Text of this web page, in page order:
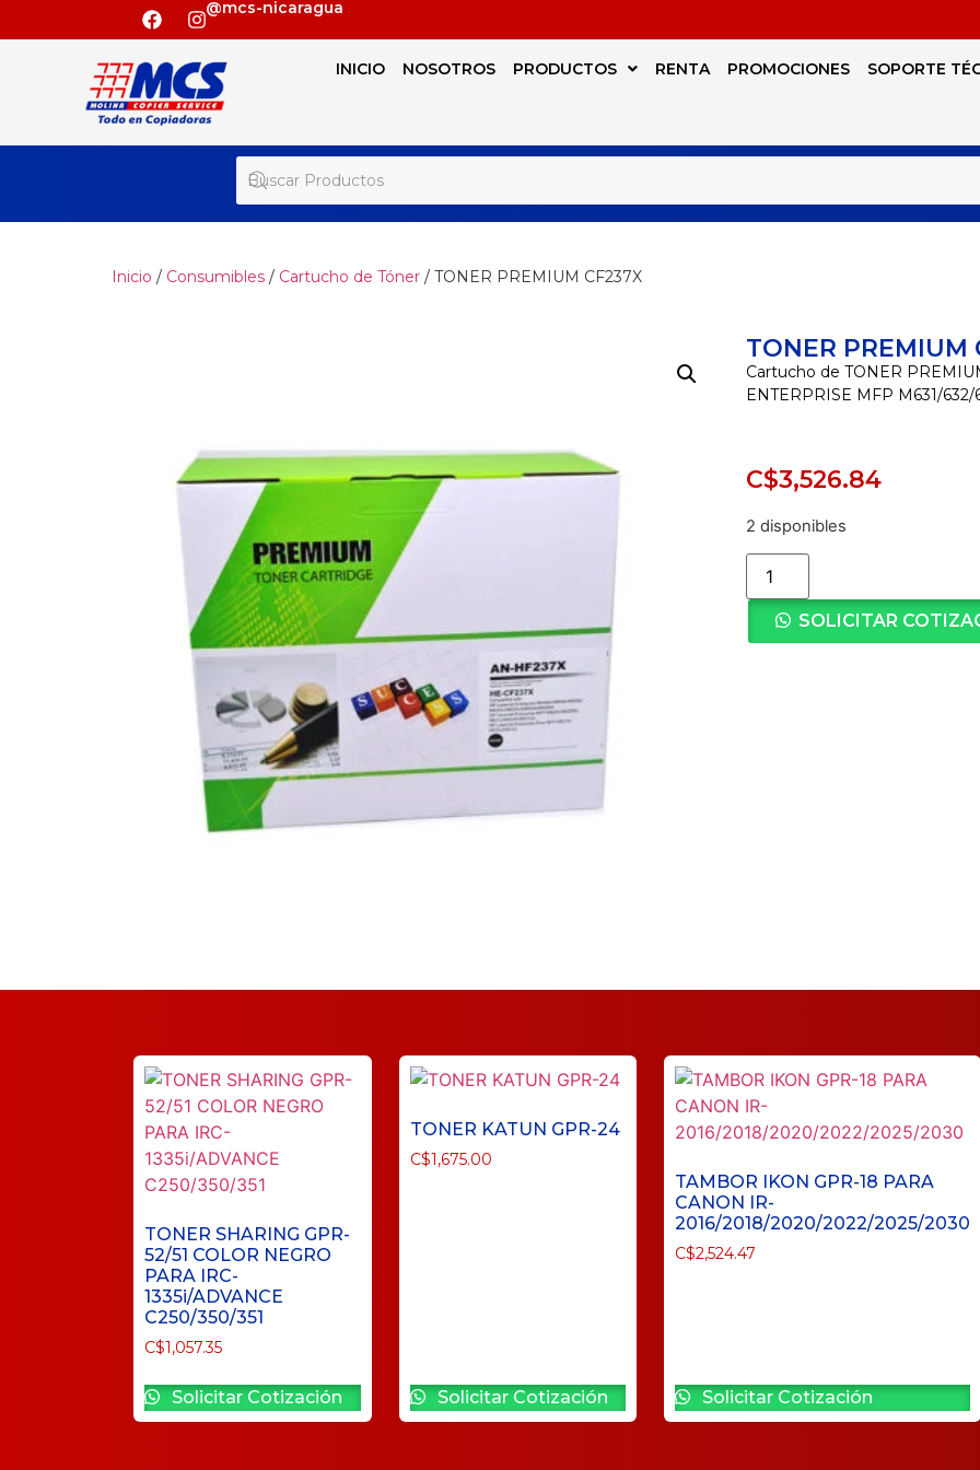
@mcs-nicaragua
INICIO NOSOTROS PRODUCTOS RENTA PROMOCIONES SOPORTE
Inicio / Consumibles / Cartucho de Tóner / TONER PREMIUM CF237X
TONER PREMIUM
Cartucho de TONER
ENTERPRISE MFP M631/632/
C$3,526.84
2 disponibles
SOLICITAR
TONER SHARING GPR-
52/51 COLOR NEGRO
PARA IRC-
1335i/ADVANCE
C250/350/351
C$1,057.35
Solicitar Cotización
TONER KATUN GPR-24
C$1,675.00
Solicitar Cotización
TAMBOR IKON GPR-18 PARA
CANON IR-
2016/2018/2020/2022/2025/2030
C$2,524.47
Solicitar Cotización